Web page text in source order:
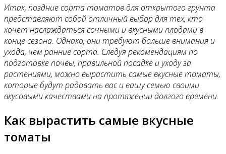
Итак, поздние сорта томатов для открытого грунта
представляют собой отличный выбор для тех, кто
хочет наслаждаться сочными и вкусными плодами в
конце сезона. Однако, они требуют больше внимания и
ухода, чем ранние сорта. Следуя рекомендациям по
подготовке почвы, правильной посадке и уходу за
растениями, можно вырастить самые вкусные томаты,
которые будут радовать вас и вашу семью своими
вкусовыми качествами на протяжении долгого времени.
Как вырастить самые вкусные
томаты